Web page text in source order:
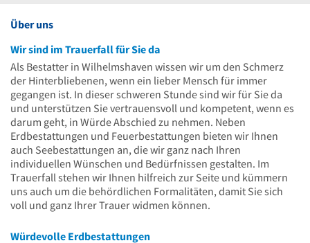
Über uns
Wir sind im Trauerfall für Sie da
Als Bestatter in Wilhelmshaven wissen wir um den Schmerz
der Hinterbliebenen, wenn ein lieber Mensch für immer
gegangen ist. In dieser schweren Stunde sind wir für Sie da
und unterstützen Sie vertrauensvoll und kompetent, wenn es
darum geht, in Würde Abschied zu nehmen. Neben
Erdbestattungen und Feuerbestattungen bieten wir Ihnen
auch Seebestattungen an, die wir ganz nach Ihren
individuellen Wünschen und Bedürfnissen gestalten. Im
Trauerfall stehen wir Ihnen hilfreich zur Seite und kümmern
uns auch um die behördlichen Formalitäten, damit Sie sich
voll und ganz Ihrer Trauer widmen können.
Würdevolle Erdbestattungen